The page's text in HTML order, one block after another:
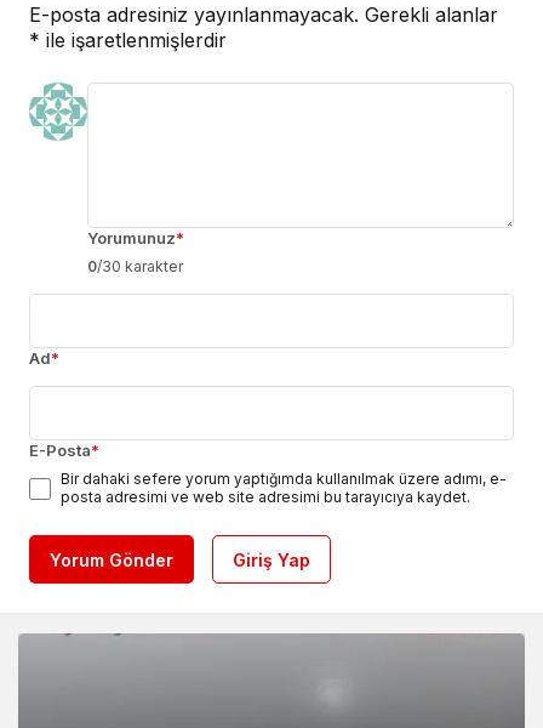
E-posta adresiniz yayınlanmayacak. Gerekli alanlar
* ile işaretlenmişlerdir
Yorumunuz*
0/30 karakter
Ad*
E-Posta*
Bir dahaki sefere yorum yaptığımda kullanılmak üzere adımı, e-
posta adresimi ve web site adresimi bu tarayıcıya kaydet.
Yorum Gönder Giriş Yap